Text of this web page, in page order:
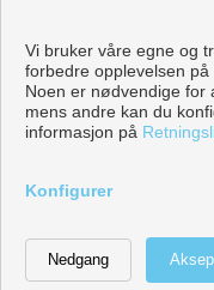
Vi bruker våre egne og
forbedre opplevelsen
Noen er nødvendige for
mens andre kan du
informasjon på
Konfigurer